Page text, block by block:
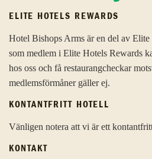
ELITE HOTELS REWARDS
Hotel Bishops Arms är en del av
som medlem i Elite Hotels Rewards
hos oss och få restaurangcheckar
medlemsförmåner gäller ej.
KONTANTFRITT HOTELL
Vänligen notera att vi är ett
KONTAKT